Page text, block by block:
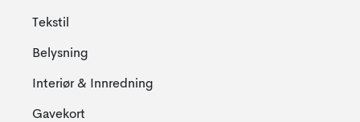
Tekstil
Belysning
Interiør & Innredning
Gavekort